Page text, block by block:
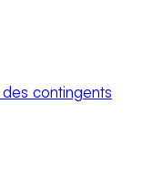
contingents